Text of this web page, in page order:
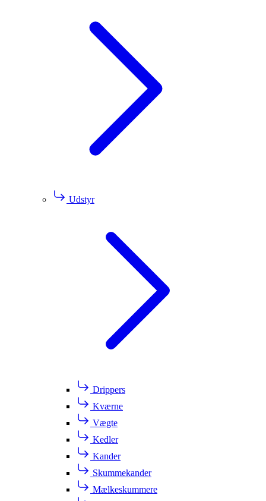
Udstyr
Drippers
Kværne
Vægte
Kedler
Kander
Skummekander
Mælkeskummere